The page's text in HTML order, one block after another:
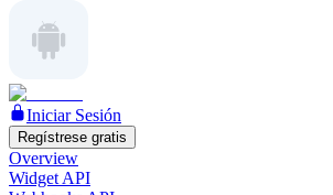
Iniciar Sesión
Regístrese gratis
Overview
Widget API